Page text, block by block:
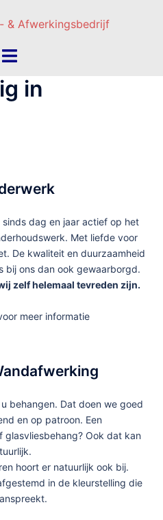
in
dag en jaar actief op het
Met liefde voor
De kwaliteit en duurzaamheid
bij ons dan ook gewaarborgd.
zelf helemaal tevreden zijn.
meer informatie
behangen. Dat doen we goed
en op patroon. Een
glasvliesbehang? Ook dat kan
hoort er natuurlijk ook bij.
in de kleurstelling die